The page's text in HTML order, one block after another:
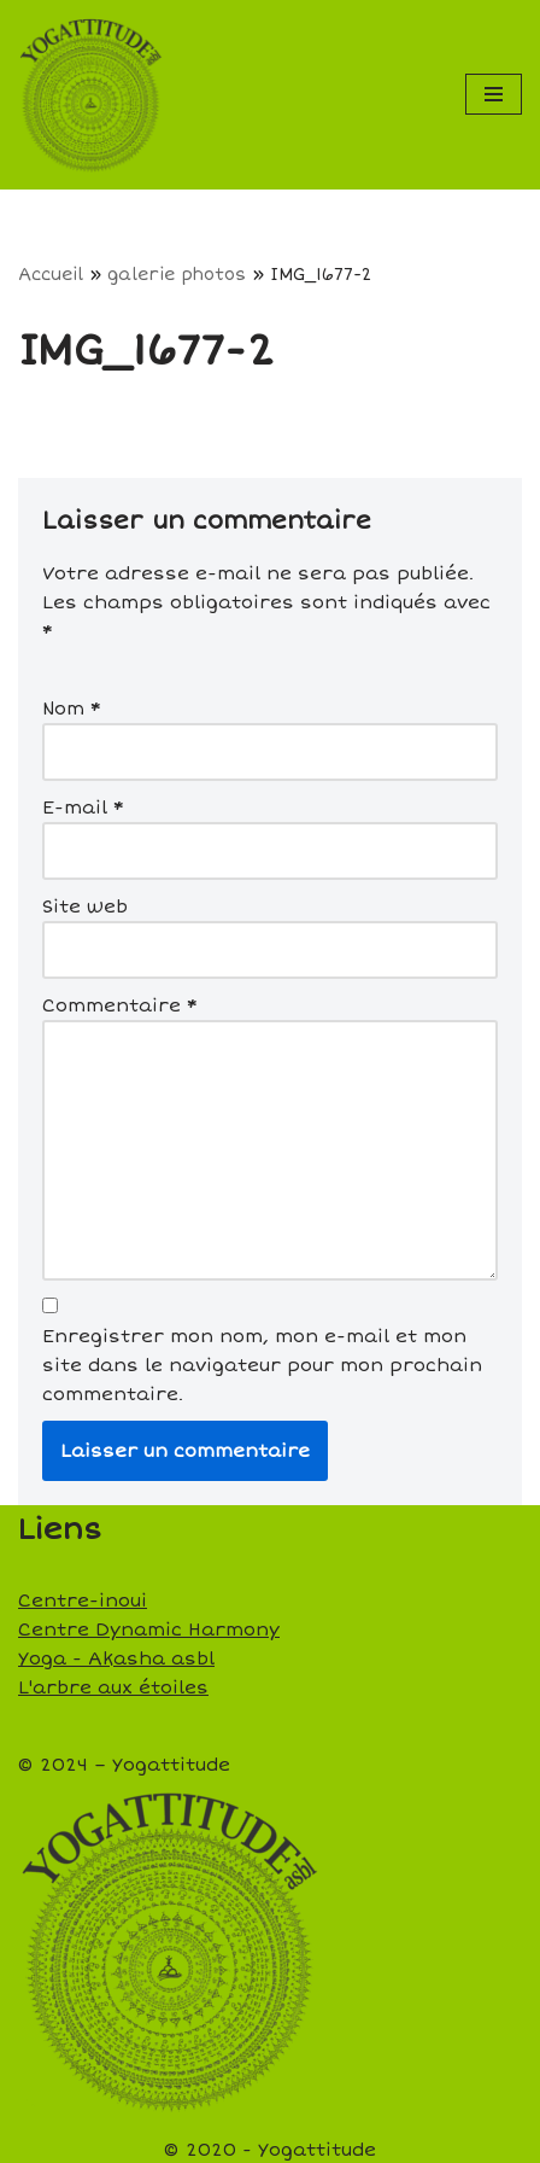
Aller
au
contenu
Accueil » galerie photos » IMG_1677-2
IMG_1677-2
Laisser un commentaire
Votre adresse e-mail ne sera pas publiée.
Les champs obligatoires sont indiqués avec
*
Nom *
E-mail *
Site web
Commentaire *
Enregistrer mon nom, mon e-mail et mon
site dans le navigateur pour mon prochain
commentaire.
Liens
Centre-inoui
Centre Dynamic Harmony
Yoga - Akasha asbl
L'arbre aux étoiles
© 2024 – Yogattitude
© 2020 - Yogattitude